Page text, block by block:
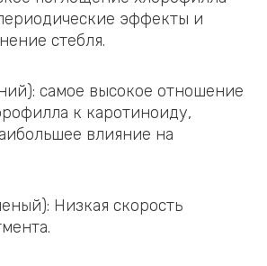
эффекты и
стебля.
самое высокое отношение
к каротиноиду,
влияние на
Низкая скорость